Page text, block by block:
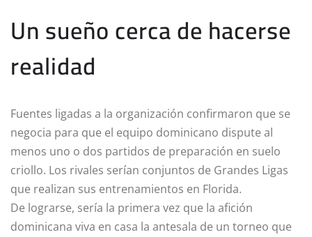
Un sueño cerca de hacerse
realidad
Fuentes ligadas a la organización confirmaron que se
negocia para que el equipo dominicano dispute al
menos uno o dos partidos de preparación en suelo
criollo. Los rivales serían conjuntos de Grandes Ligas
que realizan sus entrenamientos en Florida.
De lograrse, sería la primera vez que la afición
dominicana viva en casa la antesala de un torneo que